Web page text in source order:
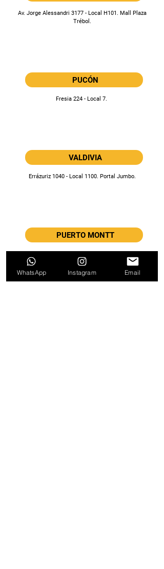
Av. Jorge Alessandri 3177 - Local H101. Mall Plaza
Trébol.
PUCÓN
Fresia 224 - Local 7.
VALDIVIA
Errázuriz 1040 - Local 1100. Portal Jumbo.
PUERTO MONTT
Costanera.
WhatsApp Instagram Email